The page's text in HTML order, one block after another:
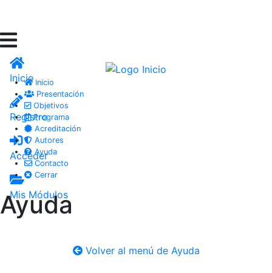
Inicio
Registro
Acceder
Mis Módulos
Inicio
Presentación
Objetivos
Programa
Acreditación
Autores
Ayuda
Contacto
Cerrar
Ayuda
Volver al menú de Ayuda